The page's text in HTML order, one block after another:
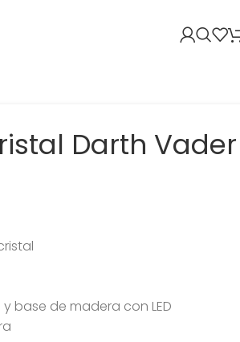
Darth Vader
y base de madera con LED